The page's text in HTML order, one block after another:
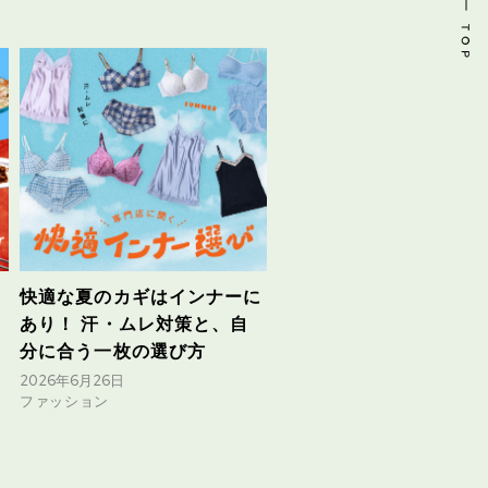
快適な夏のカギはインナーに
あり！ 汗・ムレ対策と、自
分に合う一枚の選び方
2026年6月26日
ファッション